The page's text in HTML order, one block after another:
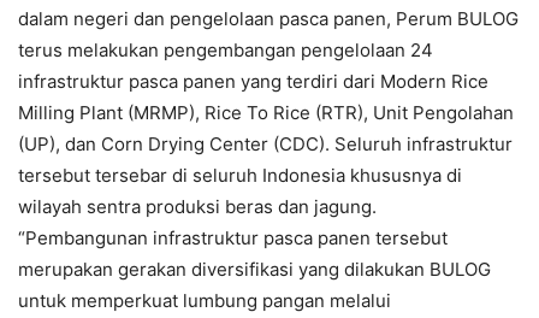
dalam negeri dan pengelolaan pasca panen, Perum BULOG
terus melakukan pengembangan pengelolaan 24
infrastruktur pasca panen yang terdiri dari Modern Rice
Milling Plant (MRMP), Rice To Rice (RTR), Unit Pengolahan
(UP), dan Corn Drying Center (CDC). Seluruh infrastruktur
tersebut tersebar di seluruh Indonesia khususnya di
wilayah sentra produksi beras dan jagung.
“Pembangunan infrastruktur pasca panen tersebut
merupakan gerakan diversifikasi yang dilakukan BULOG
untuk memperkuat lumbung pangan melalui